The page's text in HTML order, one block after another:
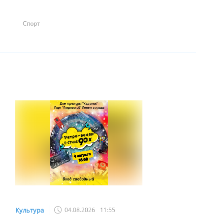
Спорт
Культура 04.08.2026 11:55